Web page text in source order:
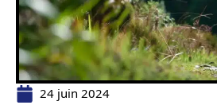
24 juin 2024